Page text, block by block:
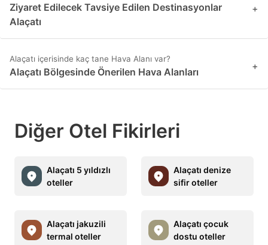
Ziyaret Edilecek Tavsiye Edilen Destinasyonlar
Alaçatı
+
Alaçatı içerisinde kaç tane Hava Alanı var?
Alaçatı Bölgesinde Önerilen Hava Alanları +
Diğer Otel Fikirleri
Alaçatı 5 yıldızlı
oteller
Alaçatı denize
sifir oteller
Alaçatı jakuzili
termal oteller
Alaçatı çocuk
dostu oteller